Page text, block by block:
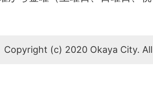
Copyright (c) 2020 Okaya City.